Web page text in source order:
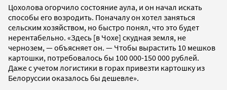
Цохолова огорчило состояние аула, и он начал искать
способы его возродить. Поначалу он хотел заняться
сельским хозяйством, но быстро понял, что это будет
нерентабельно. «Здесь [в Чохе] скудная земля, не
чернозем, — объясняет он. — Чтобы вырастить 10 мешков
картошки, потребовалось бы 100 000-150 000 рублей.
Даже с учетом логистики в горах привезти картошку из
Белоруссии оказалось бы дешевле».